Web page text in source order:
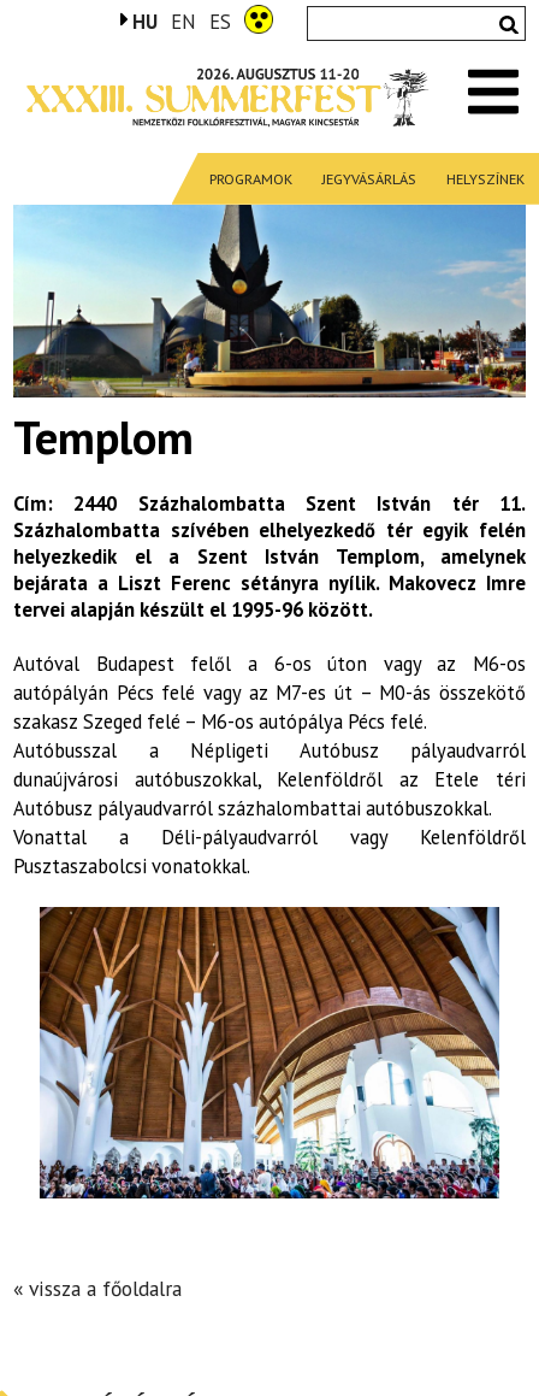
HU EN ES
PROGRAMOK JEGYVÁSÁRLÁS HELYSZÍNEK
Templom
Cím: 2440 Százhalombatta Szent István tér 11.
Százhalombatta szívében elhelyezkedő tér egyik felén
helyezkedik el a Szent István Templom, amelynek
bejárata a Liszt Ferenc sétányra nyílik. Makovecz Imre
tervei alapján készült el 1995-96 között.
Autóval Budapest felől a 6-os úton vagy az M6-os
autópályán Pécs felé vagy az M7-es út – M0-ás összekötő
szakasz Szeged felé – M6-os autópálya Pécs felé.
Autóbusszal a Népligeti Autóbusz pályaudvarról
dunaújvárosi autóbuszokkal, Kelenföldről az Etele téri
Autóbusz pályaudvarról százhalombattai autóbuszokkal.
Vonattal a Déli-pályaudvarról vagy Kelenföldről
Pusztaszabolcsi vonatokkal.
« vissza a főoldalra